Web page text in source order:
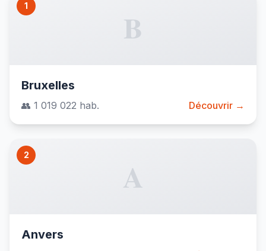
1
B
Bruxelles
👥 1 019 022 hab. Découvrir →
2
A
Anvers